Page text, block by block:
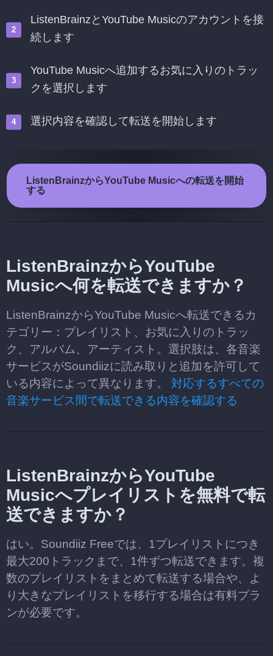
ListenBrainzとYouTube Musicのアカウントを接
続します
YouTube Musicへ追加するお気に入りのトラッ
クを選択します
選択内容を確認して転送を開始します
ListenBrainzからYouTube Musicへの転送を開始
する
ListenBrainzからYouTube
Musicへ何を転送できますか？
ListenBrainzからYouTube Musicへ転送できるカ
テゴリー：プレイリスト、お気に入りのトラッ
ク、アルバム、アーティスト。選択肢は、各音楽
サービスがSoundiizに読み取りと追加を許可して
いる内容によって異なります。 対応するすべての
音楽サービス間で転送できる内容を確認する
ListenBrainzからYouTube
Musicへプレイリストを無料で転
送できますか？
はい。Soundiiz Freeでは、1プレイリストにつき
最大200トラックまで、1件ずつ転送できます。複
数のプレイリストをまとめて転送する場合や、よ
り大きなプレイリストを移行する場合は有料プラ
ンが必要です。